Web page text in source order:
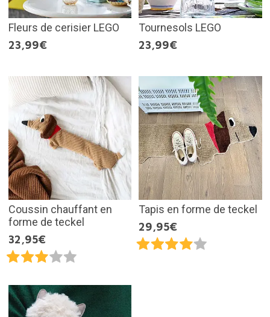
Fleurs de cerisier LEGO
23,99€
Tournesols LEGO
23,99€
Coussin chauffant en
forme de teckel
32,95€
Tapis en forme de teckel
29,95€